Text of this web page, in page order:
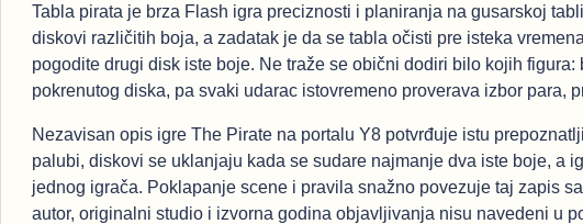
Tabla pirata je brza Flash igra preciznosti i planiranja na gusarskoj
diskovi različitih boja, a zadatak je da se tabla očisti pre isteka
pogodite drugi disk iste boje. Ne traže se obični dodiri bilo kojih figura:
pokrenutog diska, pa svaki udarac istovremeno proverava izbor para,
Nezavisan opis igre The Pirate na portalu Y8 potvrđuje istu
palubi, diskovi se uklanjaju kada se sudare najmanje dva iste boje, a
jednog igrača. Poklapanje scene i pravila snažno povezuje taj zapis
autor, originalni studio i izvorna godina objavljivanja nisu navedeni u